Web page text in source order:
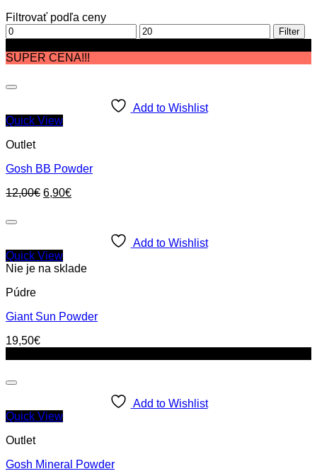
Filtrovať podľa ceny
Minimálna
cena
Maximálna
cena
Filter
SUPER CENA!!!
Add to Wishlist
Quick View
Outlet
Gosh BB Powder
12,00€ Original
6,90€Current
Add to Wishlist
Quick View
Nie je na sklade
Púdre
Giant Sun Powder
19,50€
Add to Wishlist
Quick View
Outlet
Gosh Mineral Powder